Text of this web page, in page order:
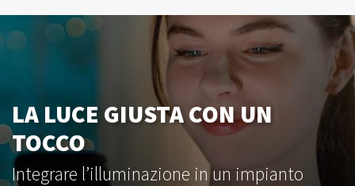
LA LUCE GIUSTA CON UN
TOCCO
Integrare l’illuminazione in un impianto